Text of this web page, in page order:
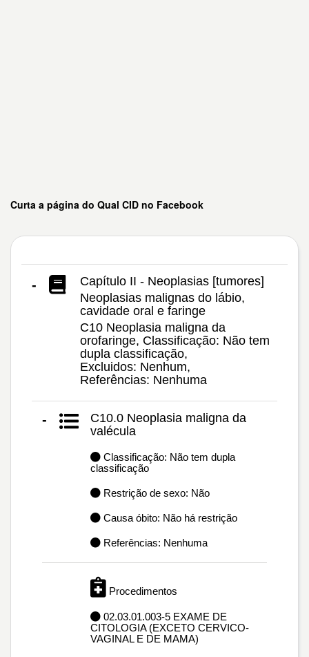
Curta a página do Qual CID no Facebook
-
Capítulo II - Neoplasias [tumores]
Neoplasias malignas do lábio,
cavidade oral e faringe
C10 Neoplasia maligna da
orofaringe, Classificação: Não tem
dupla classificação,
Excluidos: Nenhum,
Referências: Nenhuma
-
C10.0 Neoplasia maligna da
valécula
Classificação: Não tem dupla
classificação
Restrição de sexo: Não
Causa óbito: Não há restrição
Referências: Nenhuma
Procedimentos
02.03.01.003-5 EXAME DE
CITOLOGIA (EXCETO CERVICO-
VAGINAL E DE MAMA)